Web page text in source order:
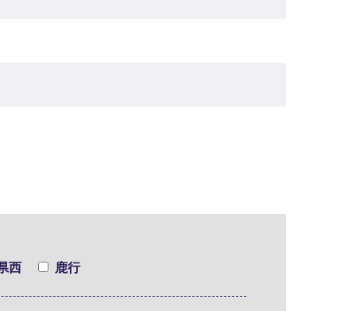
西 鹿行